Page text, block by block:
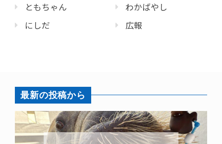
ともちゃん
にしだ
わかばやし
広報
最新の投稿から